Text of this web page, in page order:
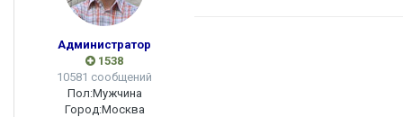
Администратор
1538
10581 сообщений
Пол:Мужчина
Город:Москва